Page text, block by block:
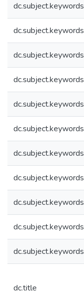
dc.subject.keywords
dc.subject.keywords
dc.subject.keywords
dc.subject.keywords
dc.subject.keywords
dc.subject.keywords
dc.subject.keywords
dc.subject.keywords
dc.subject.keywords
dc.subject.keywords
dc.subject.keywords
dc.title